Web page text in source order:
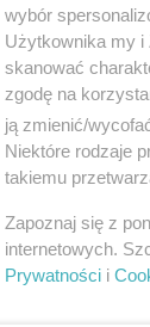
wybór
Użytkownika my i
skanować
zgodę na
ją zmienić/
Niektóre rodzaje
takiemu
Zapoznaj się z
internetowych.
Prywatności i